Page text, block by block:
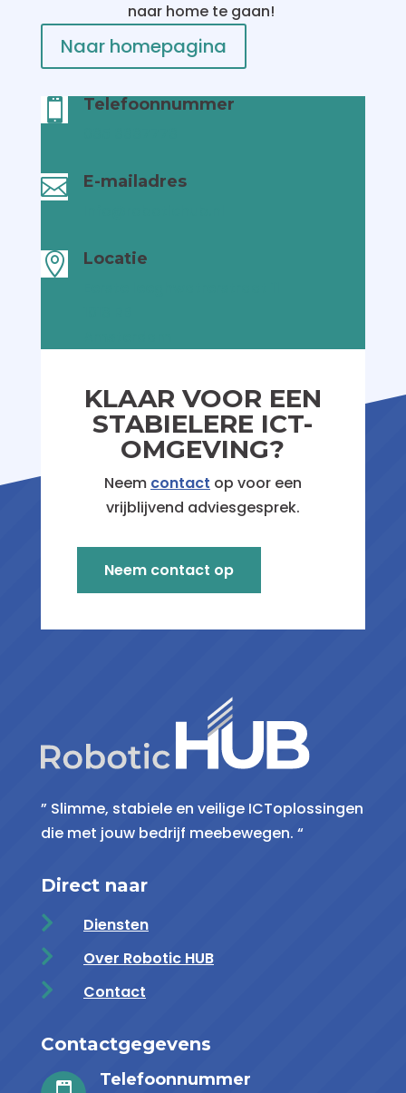
naar home te gaan!
Naar homepagina
 Telefoonnummer
 E-mailadres
 Locatie
KLAAR VOOR EEN
STABIELERE ICT-
OMGEVING?
Neem contact op voor een
vrijblijvend adviesgesprek.
Neem contact op
” Slimme, stabiele en veilige ICToplossingen
die met jouw bedrijf meebewegen. “
Direct naar

Diensten

Over Robotic HUB

Contact
Contactgegevens
Telefoonnummer